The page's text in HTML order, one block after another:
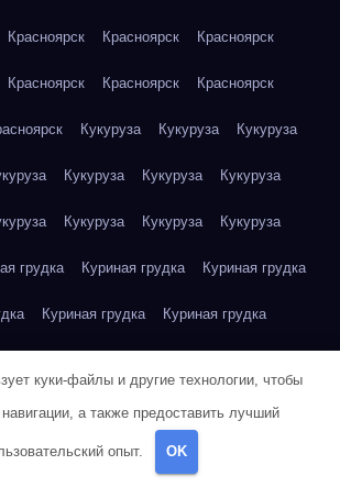
Красноярск Красноярск Красноярск
Красноярск Красноярск Красноярск
Кукуруза Кукуруза Кукуруза
Кукуруза Кукуруза Кукуруза
Кукуруза Кукуруза Кукуруза
грудка Куриная грудка Куриная грудка
Куриная грудка Куриная грудка
Куриная грудка Куриная грудка
Куриная грудка Куриная грудка
куки-файлы и другие технологии, чтобы
а также предоставить лучший
опыт. OK